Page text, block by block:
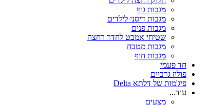
מגבות גוף
מגבות דיסני לילדים
מגבות פנים
שטיחי אמבט לחדר רחצה
מגבות מטבח
מגבות חוף
חד פעמי
פוליז גרביים
פיג'מות של דלתא Delta
עוד...
מצעים